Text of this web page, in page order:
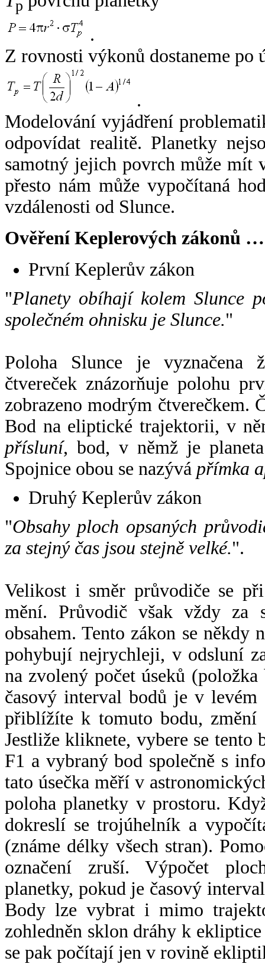
p
.
Z rovnosti výkonů dostaneme po
.
Modelování vyjádření
odpovídat realitě. Planetky
samotný jejich povrch může mít
přesto nám může vypočítaná
vzdálenosti od Slunce.
Ověření Keplerových zákonů …
První Keplerův zákon
"Planety obíhají kolem Slunce
společném ohnisku je Slunce."
Poloha Slunce je vyznačena
čtvereček znázorňuje polohu
zobrazeno modrým čtverečkem.
Bod na eliptické trajektorii, v
přísluní, bod, v němž je
Spojnice obou se nazývá přímka
Druhý Keplerův zákon
"Obsahy ploch opsaných
za stejný čas jsou stejně velké.".
Velikost i směr průvodiče se
mění. Průvodič však vždy za
obsahem. Tento zákon se někdy
pohybují nejrychleji, v odsluní
na zvolený počet úseků
časový interval bodů je v
přiblížíte k tomuto bodu,
Jestliže kliknete, vybere se tento
F1 a vybraný bod společně s
tato úsečka měří v
poloha planetky v prostoru.
dokreslí se trojúhelník a
(známe délky všech stran).
označení zruší. Výpočet
planetky, pokud je časový
Body lze vybrat i mimo
zohledněn sklon dráhy k
se pak počítají jen v rovině